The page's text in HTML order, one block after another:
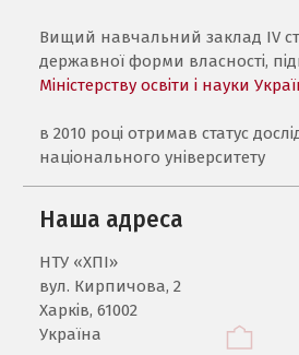
Вищий навчальний заклад IV
державної форми власності,
Міністерству освіти і науки
в 2010 році отримав статус
національного університету
Наша адреса
НТУ «ХПI»
вул. Кирпичова, 2
Харків, 61002
Україна